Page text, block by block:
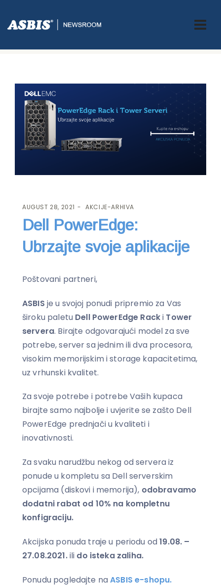
ASBIS.BA>AKCIJE-ARHIVA> DELL POWEREDGE: UBRZAJTE SVOJE
AUGUST 28, 2021 AKCIJE-ARHIVA
Dell PowerEdge:
Ubrzajte svoje aplikacije
Poštovani partneri,
ASBIS je u svojoj ponudi pripremio za Vas
široku paletuDell PowerEdge Racki Tower
servera. Birajte odgovarajući model za sve
potrebe, server sa jednim ili dva procesora,
visokim memorijskim i storage kapacitetima,
uz vrhunski kvalitet.
Za svoje potrebe i potrebe Vaših kupaca
birajte samo najbolje i uvjerite se zašto Dell
PowerEdge prednjači u kvaliteti i
inovativnosti.
Za svaku narudžbu nekog od servera iz
ponude u kompletu sa Dell serverskim
opcijama (diskovi i memorija), odobravamo
dodatni rabat od 10% na kompletnu
konfigraciju.
Akcijska ponuda traje u periodu od19.08. –
27.08.2021.ili do isteka zaliha.
Ponudu pogledajte naASBIS e-shopu.